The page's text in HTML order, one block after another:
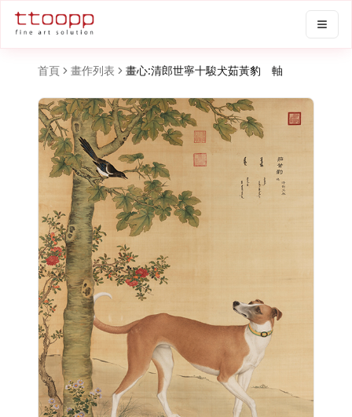
首頁 畫作列表 畫心:清郎世寧十駿犬茹黃豹 軸